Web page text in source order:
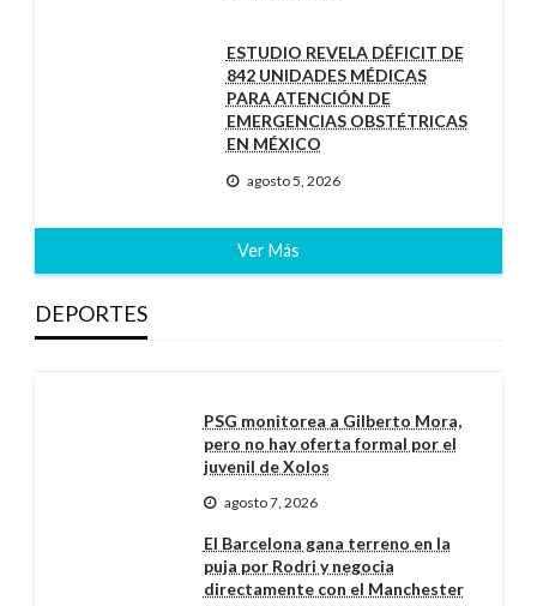
ESTUDIO REVELA DÉFICIT DE
842 UNIDADES MÉDICAS
PARA ATENCIÓN DE
EMERGENCIAS OBSTÉTRICAS
EN MÉXICO
agosto 5, 2026
Ver Más
DEPORTES
PSG monitorea a Gilberto Mora,
pero no hay oferta formal por el
juvenil de Xolos
agosto 7, 2026
El Barcelona gana terreno en la
puja por Rodri y negocia
directamente con el Manchester